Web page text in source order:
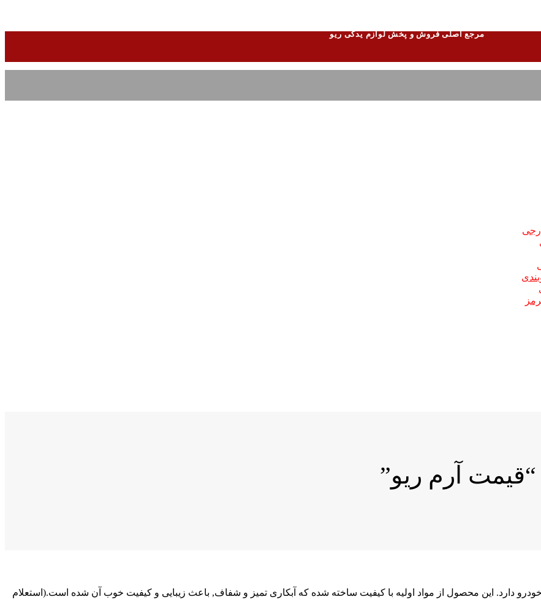
مرجع اصلی فروش و پخش لوازم یدکی ریو
آرم ریو”
خودرو دارد. این محصول از مواد اولیه با کیفیت ساخته شده که آبکاری تمیز و شفاف, باعث زیبایی و کیفیت خوب آن شده است.(استعلام